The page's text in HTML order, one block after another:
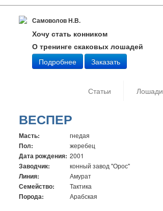
Самоволов Н.В.
Хочу стать конником
О тренинге скаковых лошадей
Подробнее
Заказать
Статьи Лошади
ВЕСПЕР
Масть: гнедая
Пол: жеребец
Дата рождения: 2001
Заводчик: конный завод "Орос"
Линия: Амурат
Семейство: Тактика
Порода: Арабская